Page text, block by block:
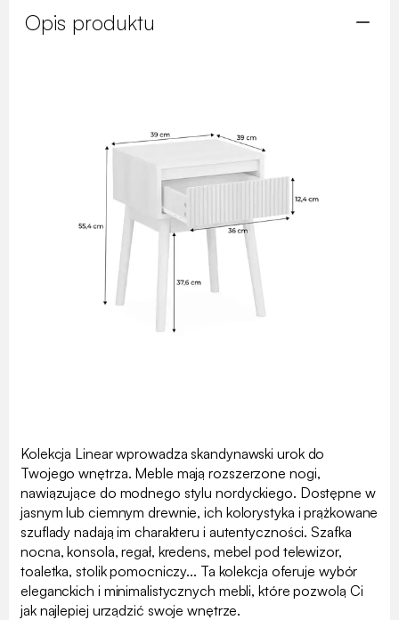
Opis produktu
Kolekcja Linear wprowadza skandynawski urok do
Twojego wnętrza. Meble mają rozszerzone nogi,
nawiązujące do modnego stylu nordyckiego. Dostępne w
jasnym lub ciemnym drewnie, ich kolorystyka i prążkowane
szuflady nadają im charakteru i autentyczności. Szafka
nocna, konsola, regał, kredens, mebel pod telewizor,
toaletka, stolik pomocniczy... Ta kolekcja oferuje wybór
eleganckich i minimalistycznych mebli, które pozwolą Ci
jak najlepiej urządzić swoje wnętrze.